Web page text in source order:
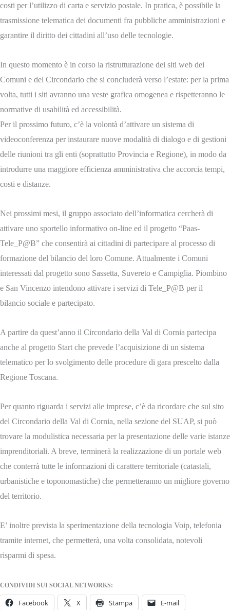
costi per l’utilizzo di carta e servizio postale. In pratica, è possibile la
trasmissione telematica dei documenti fra pubbliche amministrazioni e
garantire il diritto dei cittadini all’uso delle tecnologie.
In questo momento è in corso la ristrutturazione dei siti web dei
Comuni e del Circondario che si concluderà verso l’estate: per la prima
volta, tutti i siti avranno una veste grafica omogenea e rispetteranno le
normative di usabilità ed accessibilità.
Per il prossimo futuro, c’è la volontà d’attivare un sistema di
videoconferenza per instaurare nuove modalità di dialogo e di gestioni
delle riunioni tra gli enti (soprattutto Provincia e Regione), in modo da
introdurre una maggiore efficienza amministrativa che accorcia tempi,
costi e distanze.
Nei prossimi mesi, il gruppo associato dell’informatica cercherà di
attivare uno sportello informativo on-line ed il progetto “Paas-
Tele_P@B” che consentirà ai cittadini di partecipare al processo di
formazione del bilancio del loro Comune. Attualmente i Comuni
interessati dal progetto sono Sassetta, Suvereto e Campiglia. Piombino
e San Vincenzo intendono attivare i servizi di Tele_P@B per il
bilancio sociale e partecipato.
A partire da quest’anno il Circondario della Val di Cornia partecipa
anche al progetto Start che prevede l’acquisizione di un sistema
telematico per lo svolgimento delle procedure di gara prescelto dalla
Regione Toscana.
Per quanto riguarda i servizi alle imprese, c’è da ricordare che sul sito
del Circondario della Val di Cornia, nella sezione del SUAP, si può
trovare la modulistica necessaria per la presentazione delle varie istanze
imprenditoriali. A breve, terminerà la realizzazione di un portale web
che conterrà tutte le informazioni di carattere territoriale (catastali,
urbanistiche e toponomastiche) che permetteranno un migliore governo
del territorio.
E’ inoltre prevista la sperimentazione della tecnologia Voip, telefonia
tramite internet, che permetterà, una volta consolidata, notevoli
risparmi di spesa.
CONDIVIDI SUI SOCIAL NETWORKS:
Facebook X Stampa E-mail